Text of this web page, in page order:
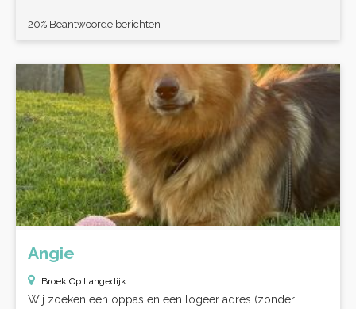
20% Beantwoorde berichten
Angie
Broek Op Langedijk
Wij zoeken een oppas en een logeer adres (zonder